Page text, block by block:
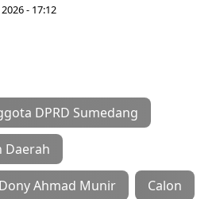
- 17:12
DPRD Sumedang
Daerah
Ahmad Munir Calon